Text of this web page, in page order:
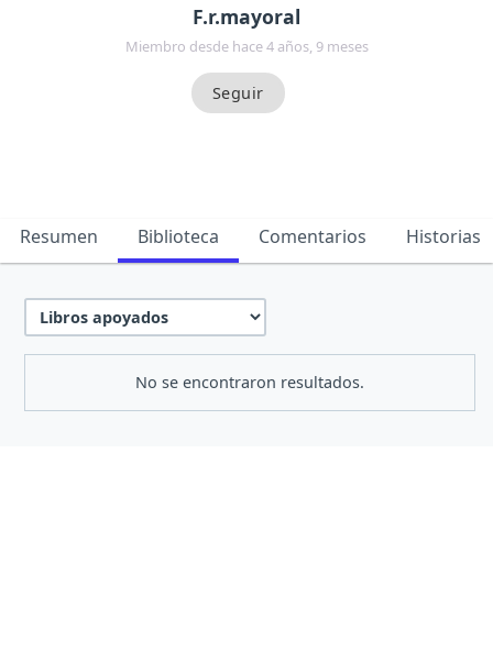
F.r.mayoral
Miembro desde hace 4 años, 9 meses
Resumen Biblioteca Comentarios Historias
No se encontraron resultados.